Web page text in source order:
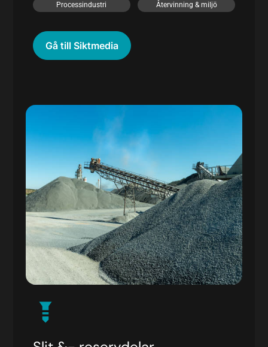
Processindustri Återvinning & miljö
Gå till Siktmedia